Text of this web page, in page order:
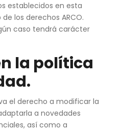
establecidos en esta
los derechos ARCO.
caso tendrá carácter
la política
el derecho a modificar la
a novedades
así como a